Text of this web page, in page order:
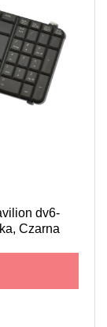
dv6-
Czarna